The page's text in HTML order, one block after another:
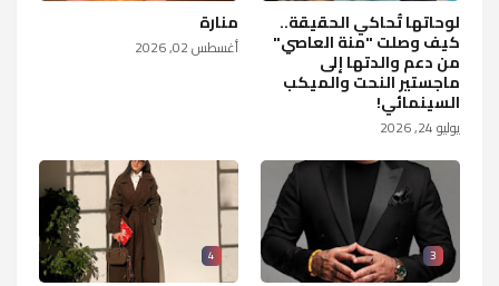
لوحاتها تُحاكي الحقيقة..
كيف وصلت "منة العاصي"
من دعم والدتها إلى
ماجستير النحت والميكب
السينمائي!
يوليو 24, 2026
منارة
أغسطس 02, 2026
3
4